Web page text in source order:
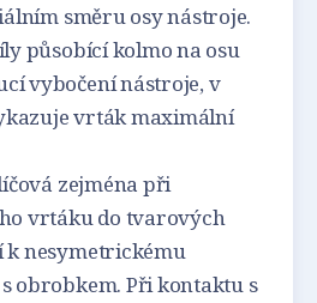
směru osy nástroje.
působící kolmo na osu
vybočení nástroje, v
vrták maximální
zejména při
vrtáku do tvarových
k nesymetrickému
obrobkem. Při kontaktu s